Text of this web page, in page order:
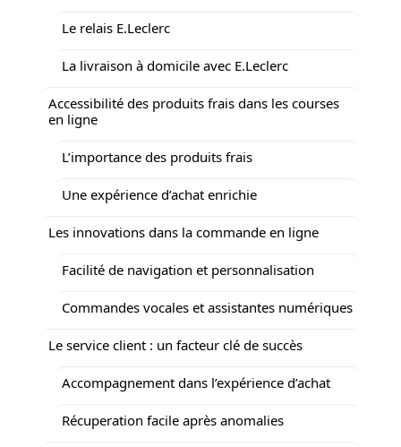
Le relais E.Leclerc
La livraison à domicile avec E.Leclerc
Accessibilité des produits frais dans les courses
en ligne
L’importance des produits frais
Une expérience d’achat enrichie
Les innovations dans la commande en ligne
Facilité de navigation et personnalisation
Commandes vocales et assistantes numériques
Le service client : un facteur clé de succès
Accompagnement dans l’expérience d’achat
Récuperation facile après anomalies